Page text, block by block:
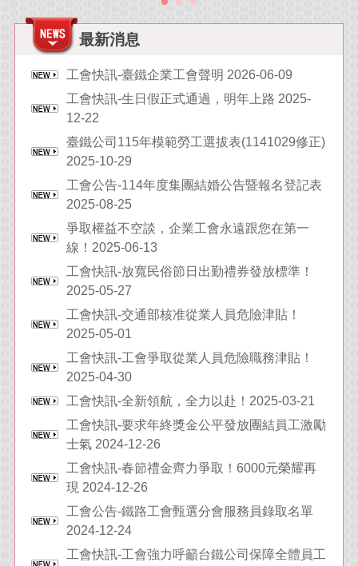
最新消息
工會快訊-臺鐵企業工會聲明 2026-06-09
工會快訊-生日假正式通過，明年上路 2025-
12-22
臺鐵公司115年模範勞工選拔表(1141029修正)
2025-10-29
工會公告-114年度集團結婚公告暨報名登記表
2025-08-25
爭取權益不空談，企業工會永遠跟您在第一
線！2025-06-13
工會快訊-放寬民俗節日出勤禮券發放標準！
2025-05-27
工會快訊-交通部核准從業人員危險津貼！
2025-05-01
工會快訊-工會爭取從業人員危險職務津貼！
2025-04-30
工會快訊-全新領航，全力以赴！2025-03-21
工會快訊-要求年終獎金公平發放團結員工激勵
士氣 2024-12-26
工會快訊-春節禮金齊力爭取！6000元榮耀再
現 2024-12-26
工會公告-鐵路工會甄選分會服務員錄取名單
2024-12-24
工會快訊-工會強力呼籲台鐵公司保障全體員工